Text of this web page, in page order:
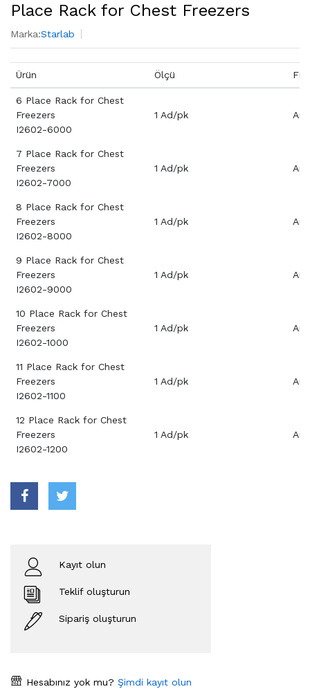
Place Rack for Chest Freezers
Marka:Starlab
Ürün Ölçü
6 Place Rack for Chest
Freezers
I2602-6000
1 Ad/pk
7 Place Rack for Chest
Freezers
I2602-7000
1 Ad/pk
8 Place Rack for Chest
Freezers
I2602-8000
1 Ad/pk
9 Place Rack for Chest
Freezers
I2602-9000
1 Ad/pk
10 Place Rack for Chest
Freezers
I2602-1000
1 Ad/pk
11 Place Rack for Chest
Freezers
I2602-1100
1 Ad/pk
12 Place Rack for Chest
Freezers
I2602-1200
1 Ad/pk
Kayıt olun
Teklif oluşturun
Sipariş oluşturun
Hesabınız yok mu? Şimdi kayıt olun